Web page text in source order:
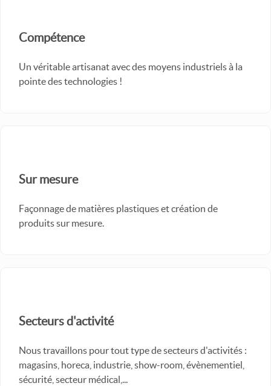
Compétence
Un véritable artisanat avec des moyens industriels à la
pointe des technologies !
Sur mesure
Façonnage de matières plastiques et création de
produits sur mesure.
Secteurs d'activité
Nous travaillons pour tout type de secteurs d'activités :
magasins, horeca, industrie, show-room, évènementiel,
sécurité, secteur médical,...